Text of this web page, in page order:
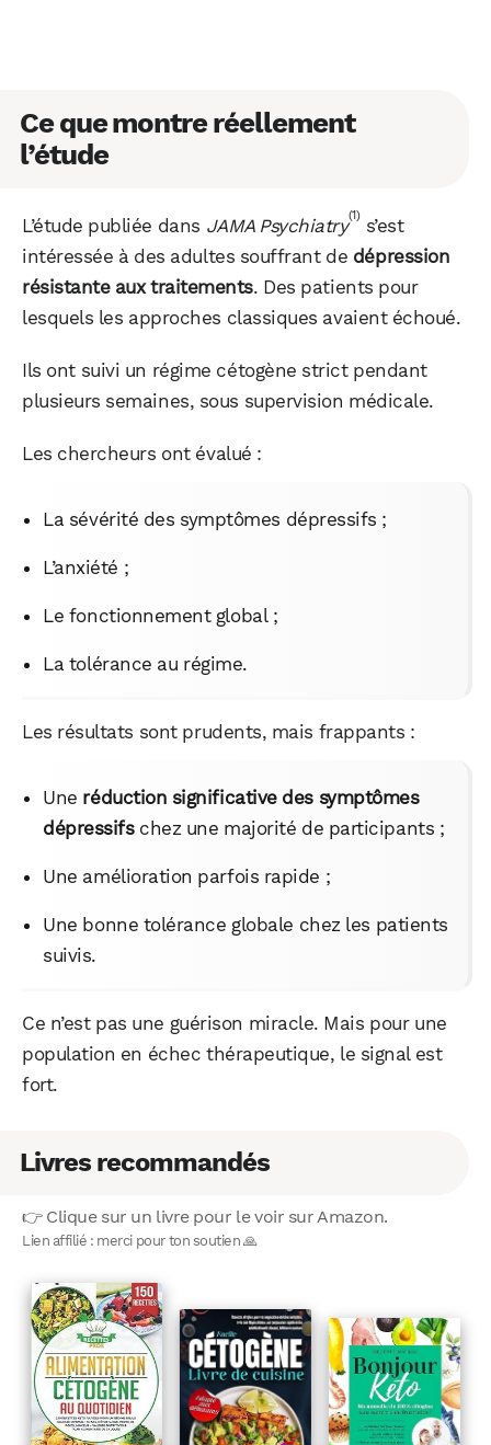
Ce que montre réellement
l’étude
L’étude publiée dans JAMA Psychiatry(1) s’est
intéressée à des adultes souffrant de dépression
résistante aux traitements. Des patients pour
lesquels les approches classiques avaient échoué.
Ils ont suivi un régime cétogène strict pendant
plusieurs semaines, sous supervision médicale.
Les chercheurs ont évalué :
La sévérité des symptômes dépressifs ;
L’anxiété ;
Le fonctionnement global ;
La tolérance au régime.
Les résultats sont prudents, mais frappants :
Une réduction significative des symptômes
dépressifschez une majorité de participants ;
Une amélioration parfois rapide ;
Une bonne tolérance globale chez les patients
suivis.
Ce n’est pas une guérison miracle. Mais pour une
population en échec thérapeutique, le signal est
fort.
Livres recommandés
👉 Clique sur un livre pour le voir sur Amazon.
Lien affilié : merci pour ton soutien 🙏